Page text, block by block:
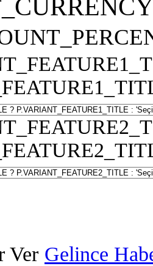
Ver Gelince